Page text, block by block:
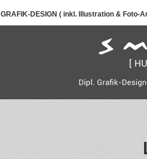
GRAFIK-DESIGN ( inkl. Illustration & Foto-